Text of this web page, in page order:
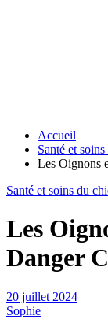
Accueil
Santé et
Les Oignons
Santé et soins du
Les
Danger
20 juillet 2024
Sophie